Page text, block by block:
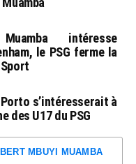
intéresse
le PSG ferme la
s’intéresserait à
des U17 du PSG
MBUYI MUAMBA